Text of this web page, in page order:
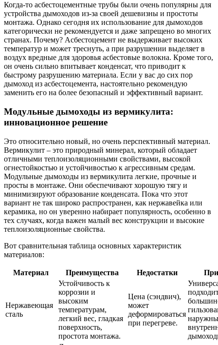
Когда-то асбестоцементные трубы были очень популярны для
устройства дымоходов из-за своей дешевизны и простоты
монтажа. Однако сегодня их использование для дымоходов
категорически не рекомендуется и даже запрещено во многих
странах. Почему? Асбестоцемент не выдерживает высоких
температур и может треснуть, а при разрушении выделяет в
воздух вредные для здоровья асбестовые волокна. Кроме того,
он очень сильно впитывает конденсат, что приводит к
быстрому разрушению материала. Если у вас до сих пор
дымоход из асбестоцемента, настоятельно рекомендую
заменить его на более безопасный и эффективный вариант.
Модульные дымоходы из вермикулита:
инновационное решение
Это относительно новый, но очень перспективный материал.
Вермикулит – это природный минерал, который обладает
отличными теплоизоляционными свойствами, высокой
огнестойкостью и устойчивостью к агрессивным средам.
Модульные дымоходы из вермикулита легкие, прочные и
просты в монтаже. Они обеспечивают хорошую тягу и
минимизируют образование конденсата. Пока что этот
вариант не так широко распространен, как нержавейка или
керамика, но он уверенно набирает популярность, особенно в
тех случаях, когда важен малый вес конструкции и высокие
теплоизоляционные свойства.
Вот сравнительная таблица основных характеристик
материалов:
Материал Преимущества Недостатки
Нержавеющая
сталь
Устойчивость к
коррозии и
высоким
температурам,
легкий вес, гладкая
поверхность,
простота монтажа.
Цена (сэндвич),
может
деформироваться
при перегреве.